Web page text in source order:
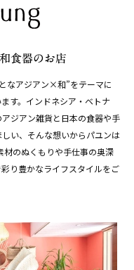
なアジアン×和”をテーマに
す。インドネシア・ベトナ
ジアン雑貨と日本の食器や手
い、そんな想いからパユンは
材のぬくもりや手仕事の奥深
り豊かなライフスタイルをご